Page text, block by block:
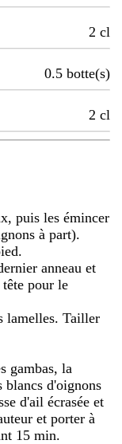
2 cl
0.5 botte(s)
2 cl
puis les émincer
à part).
anneau et
pour le
lamelles. Tailler
gambas, la
d'oignons
d'ail écrasée et
et porter à
15 min.